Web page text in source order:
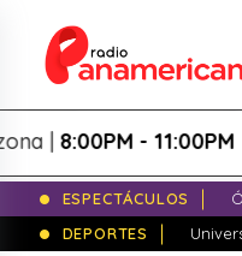
8:00PM - 11:00PM
ESPECTÁCULOS
DEPORTES